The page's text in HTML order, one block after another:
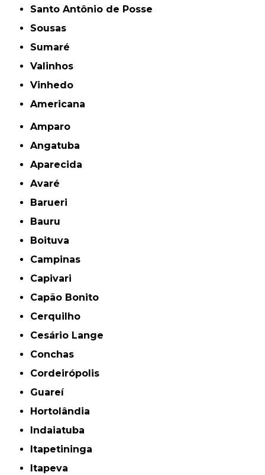
Santo Antônio de Posse
Sousas
Sumaré
Valinhos
Vinhedo
americana
Amparo
Angatuba
Aparecida
Avaré
Barueri
Bauru
Boituva
Campinas
Capivari
Capão Bonito
Cerquilho
Cesário Lange
Conchas
Cordeirópolis
Guareí
Hortolândia
Indaiatuba
Itapetininga
Itapeva